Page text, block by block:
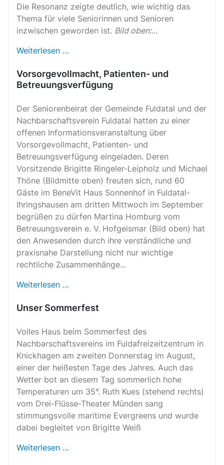
Die Resonanz zeigte deutlich, wie wichtig das
Thema für viele Seniorinnen und Senioren
inzwischen geworden ist. Bild oben:...
Weiterlesen …
Vorsorgevollmacht, Patienten- und
Betreuungsverfügung
Der Seniorenbeirat der Gemeinde Fuldatal und der
Nachbarschaftsverein Fuldatal hatten zu einer
offenen Informationsveranstaltung über
Vorsorgevollmacht, Patienten- und
Betreuungsverfügung eingeladen. Deren
Vorsitzende Brigitte Ringeler-Leipholz und Michael
Thöne (Bildmitte oben) freuten sich, rund 60
Gäste im BeneVit Haus Sonnenhof in Fuldatal-
Ihringshausen am dritten Mittwoch im September
begrüßen zu dürfen Martina Homburg vom
Betreuungsverein e. V. Hofgeismar (Bild oben) hat
den Anwesenden durch ihre verständliche und
praxisnahe Darstellung nicht nur wichtige
rechtliche Zusammenhänge...
Weiterlesen …
Unser Sommerfest
Volles Haus beim Sommerfest des
Nachbarschaftsvereins im Fuldafreizeitzentrum in
Knickhagen am zweiten Donnerstag im August,
einer der heißesten Tage des Jahres. Auch das
Wetter bot an diesem Tag sommerlich hohe
Temperaturen um 35°. Ruth Kues (stehend rechts)
vom Drei-Flüsse-Theater Münden sang
stimmungsvolle maritime Evergreens und wurde
dabei begleitet von Brigitte Weiß
Weiterlesen …